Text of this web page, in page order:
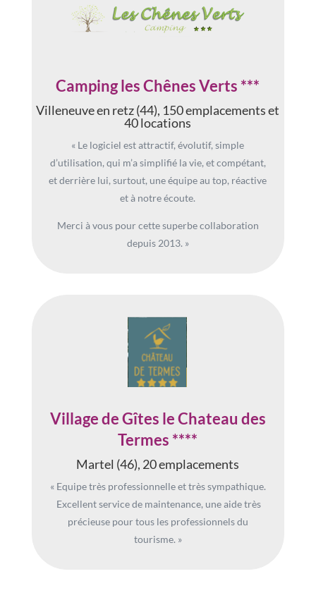
Camping les Chênes Verts ***
Villeneuve en retz (44), 150 emplacements et
40 locations
« Le logiciel est attractif, évolutif, simple
d’utilisation, qui m’a simplifié la vie, et compétant,
et derrière lui, surtout, une équipe au top, réactive
et à notre écoute.
Merci à vous pour cette superbe collaboration
depuis 2013. »
Village de Gîtes le Chateau des
Termes ****
Martel (46), 20 emplacements
« Equipe très professionnelle et très sympathique.
Excellent service de maintenance, une aide très
précieuse pour tous les professionnels du
tourisme. »